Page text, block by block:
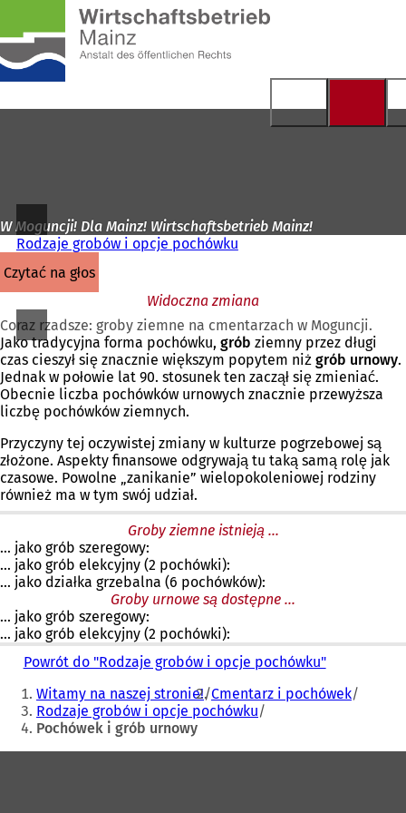
Przejdź do treści
głównej
W Moguncji! Dla Mainz! Wirtschaftsbetrieb Mainz!
Rodzaje grobów i opcje pochówku
czytać na głos
Widoczna zmiana
Coraz rzadsze: groby ziemne na cmentarzach w Moguncji.
Jako tradycyjna forma pochówku, grób ziemny przez długi
czas cieszył się znacznie większym popytem niż grób urnowy.
Jednak w połowie lat 90. stosunek ten zaczął się zmieniać.
Obecnie liczba pochówków urnowych znacznie przewyższa
liczbę pochówków ziemnych.
Przyczyny tej oczywistej zmiany w kulturze pogrzebowej są
złożone. Aspekty finansowe odgrywają tu taką samą rolę jak
czasowe. Powolne „zanikanie” wielopokoleniowej rodziny
również ma w tym swój udział.
Groby ziemne istnieją ...
... jako grób szeregowy:
... jako grób elekcyjny (2 pochówki):
... jako działka grzebalna (6 pochówków):
Groby urnowe są dostępne ...
... jako grób szeregowy:
... jako grób elekcyjny (2 pochówki):
Powrót do "Rodzaje grobów i opcje pochówku"
Jesteś
tutaj:
Witamy na naszej stronie! Cmentarz i pochówek
Rodzaje grobów i opcje pochówku
Pochówek i grób urnowy